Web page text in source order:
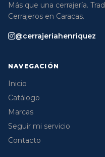
Más que una cerrajería.
Cerrajeros en Caracas.
@cerrajeriahenriquez
NAVEGACIÓN
Inicio
Catálogo
Marcas
Seguir mi servicio
Contacto